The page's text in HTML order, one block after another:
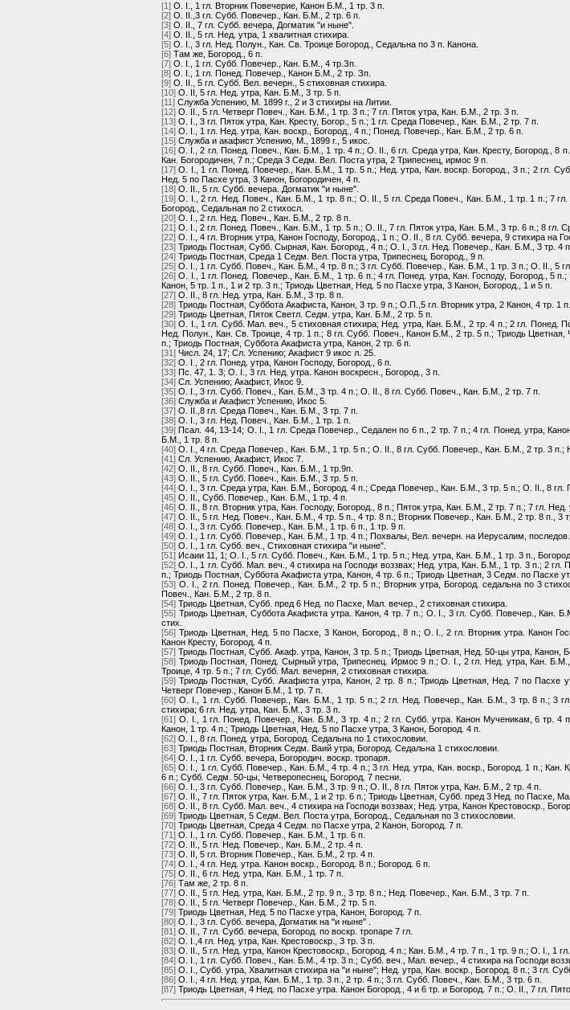
[1] О. I., 1 гл. Вторник Повечерие, Канон Б.М., 1 тр. 3 п.
[2] О. II.,3 гл. Субб. Повечер., Кан. Б.М., 2 тр. 6 п.
[3] О. II., 7 гл. Субб. вечера, Догматик "и ныне".
[4] О. II., 5 гл. Нед. утра, 1 хвалитная стихира.
[5] О. I., 3 гл. Нед. Полун., Кан. Св. Троице Богород., Седальна по 3 п. Канона.
[6] Там же, Богород., 6 п.
[7] О. I., 1 гл. Субб. Повечер., Кан. Б.М., 4 тр.Зп.
[8] О. I., 1 гл. Понед. Повечер., Канон Б.М., 2 тр. Зп.
[9] О. II., 5 гл. Субб. Вел. вечерн., 5 стиховная стихира.
[10] О. II, 5 гл. Нед. утра, Кан. Б.М., 3 тр. 5 п.
[11] Служба Успению, М. 1899 г., 2 и 3 стихиры на Литии.
[12] О. II., 5 гл. Четверг Повеч., Кан. Б.М., 1 тр. 3 п.; 7 гл. Пяток утра, Кан. Б.М., 2 тр. 3 п.
[13] О. I., 3 гл. Пяток утра, Кан. Кресту, Богор., 5 п.; 1 гл. Среда Повечер., Кан. Б.М., 2 тр. 7 п.
[14] О. I., 1 гл. Нед. утра, Кан. воскр., Богород., 4 п.; Понед. Повечер., Кан. Б.М., 2 тр. 6 п.
[15] Служба и акафист Успению, М., 1899 г., 5 икос.
[16] О. I., 2 гл. Понед. Повеч., Кан. Б.М., 1 тр. 4 п.; О. II., 6 гл. Среда утра, Кан. Кресту, Богород.,
Кан. Богородичен, 7 п.; Среда 3 Седм. Вел. Поста утра, 2 Трипеснец, ирмос 9 п.
[17] О. I., 1 гл. Понед. Повечер., Кан. Б.М., 1 тр. 5 п.; Нед. утра, Кан. воскр. Богород., 3 п.; 2 гл.
Нед. 5 по Пасхе утра, 3 Канон, Богородичен, 4 п.
[18] О. II., 5 гл. Субб. вечера. Догматик "и ныне".
[19] О. I., 2 гл. Нед. Повеч., Кан. Б.М., 1 тр. 8 п.; О. II., 5 гл. Среда Повеч., Кан. Б.М., 1 тр. 1 п.; 7
Богород., Седальная по 2 стихосл.
[20] О. I., 2 гл. Нед. Повеч., Кан. Б.М., 2 тр. 8 п.
[21] О. I., 2 гл. Понед. Повеч., Кан. Б.М., 1 тр. 5 п.; О. II., 7 гл. Пяток утра, Кан. Б.М., 3 тр. 6 п.; 8 гл.
[22] О. I., 4 гл. Вторник утра, Канон Господу, Богород., 1 п.; О. II., 8 гл. Субб. вечера, 9 стихира на
[23] Триодь Постная, Субб. Сырная, Кан. Богород., 4 п.; О. I., 3 гл. Нед. Повечер., Кан. Б.М., 3 тр. 4
[24] Триодь Постная, Среда 1 Седм. Вел. Поста утра, Трипеснец, Богород., 9 п.
[25] О. I., 1 гл. Субб. Повеч., Кан. Б.М., 4 тр. 8 п.; 3 гл. Субб. Повечер., Кан. Б.М., 1 тр. 3 п.; О. II., 5
[26] О. I., 1 гл. Понед. Повечер., Кан. Б.М., 1 тр. 6 п.; 4 гл. Понед. утра, Кан. Господу, Богород., 5
Канон, 5 тр. 1 п., 1 и 2 тр. 3 п.; Триодь Цветная, Нед. 5 по Пасхе утра, 3 Канон, Богород., 1 и 5 п.
[27] О. II., 8 гл. Нед. утра, Кан. Б.М., 3 тр. 8 п.
[28] Триодь Постная, Суббота Акафиста, Канон, 3 тр. 9 п.; О.П.,5 гл. Вторник утра, 2 Канон, 4 тр. 1
[29] Триодь Цветная, Пяток Светл. Седм. утра, Кан. Б.М., 2 тр. 5 п.
[30] О. I., 1 гл. Субб. Мал. веч., 5 стиховная стихира; Нед. утра, Кан. Б.М., 2 тр. 4 п.; 2 гл. Понед.
Нед. Полун., Кан. Св. Троице, 4 тр. 1 п.; 8 гл. Субб. Повеч., Канон Б.М., 2 тр. 5 п.; Триодь
п.; Триодь Постная, Суббота Акафиста утра, Канон, 2 тр. 6 п.
[31] Числ. 24, 17; Сл. Успению; Акафист 9 икос л. 25.
[32] О. I., 2 гл. Понед. утра, Канон Господу, Богород., 6 п.
[33] Пс. 47, 1. 3; О. I., 3 гл. Нед. утра. Канон воскресн., Богород., 3 п.
[34] Сл. Успению; Акафист, Икос 9.
[35] O. I., 3 гл. Субб. Повеч., Кан. Б.М., 3 тр. 4 п.; О. II., 8 гл. Субб. Повеч., Кан. Б.М., 2 тр. 7 п.
[36] Служба и Акафист Успению, Икос 5.
[37] О. II.,8 гл. Среда Повеч., Кан. Б.М., 3 тр. 7 п.
[38] О. I., 3 гл. Нед. Повеч., Кан. Б.М., 1 тр. 1 п.
[39] Псал. 44, 13-14; О. I., 1 гл. Среда Повечер., Седален по 6 п., 2 тр. 7 п.; 4 гл. Понед. утра,
Б.М., 1 тр. 8 п.
[40] О. I., 4 гл. Среда Повечер., Кан. Б.М., 1 тр. 5 п.; О. II., 8 гл. Субб. Повечер., Кан. Б.М., 2 тр. 3 п.;
[41] Сл. Успению, Акафист, Икос 7.
[42] О. II., 8 гл. Субб. Повеч., Кан. Б.М., 1 тр.9п.
[43] О. II., 5 гл. Субб. Повеч., Кан. Б.М., 3 тр. 5 п.
[44] О. I., 3 гл. Среда утра, Кан. Б.М., Богород. 4 п.; Среда Повечер., Кан. Б.М., 3 тр. 5 п.; О. II., 8 гл.
[45] О. II., Субб. Повечер., Кан. Б.М., 1 тр. 4 п.
[46] О. II., 8 гл. Вторник утра, Кан. Господу, Богород., 8 п.; Пяток утра, Кан. Б.М., 2 тр. 7 п.; 7 гл.
[47] О. II., 5 гл. Нед. Повеч., Кан. Б.М., 4 тр. 5 п., 4 тр. 8 п.; Вторник Повечер., Кан. Б.М., 2 тр. 8 п., 3
[48] О. I., 3 гл. Субб. Повечер., Кан. Б.М., 1 тр. 6 п., 1 тр. 9 п.
[49] О. I., 1 гл. Субб. Повечер., Кан. Б.М., 1 тр. 4 п.; Похвалы, Вел. вечерн. на Иерусалим, последов.,
[50] О. I., 1 гл. Субб. веч., Стиховная стихира "и ныне".
[51] Исаии 11, 1; О. I., 5 гл. Субб. Повеч., Кан. Б.М., 1 тр. 5 п.; Нед. утра, Кан. Б.М., 1 тр. 3 п.,
[52] О. I., 1 гл. Субб. Мал. веч., 4 стихира на Господи воззвах; Нед. утра, Кан. Б.М., 1 тр. 3 п.; 2
п.; Триодь Постная, Суббота Акафиста утра, Канон, 4 тр. 6 п.; Триодь Цветная, 3 Седм. по Пасхе
[53] О. I., 2 гл. Понед. Повечер., Кан. Б.М., 2 тр. 5 п.; Вторник утра, Богород. седальна по 3
Повеч., Кан. Б.М., 2 тр. 8 п.
[54] Триодь Цветная, Субб. пред 6 Нед. по Пасхе, Мал. вечер., 2 стиховная стихира.
[55] Триодь Цветная, Суббота Акафиста утра. Канон, 4 тр. 7 п.; О. I., 3 гл. Субб. Повечер.,
стих.
[56] Триодь Цветная, Нед. 5 по Пасхе, 3 Канон, Богород., 8 п.; О. I., 2 гл. Вторник утра. Канон
Канон Кресту, Богород. 4 п.
[57] Триодь Постная, Субб. Акаф. утра, Канон, 3 тр. 5 п.; Триодь Цветная, Нед. 50-цы утра, Канон,
[58] Триодь Постная, Понед. Сырный утра, Трипеснец. Ирмос 9 п.; О. I., 2 гл. Нед. утра, Кан.
Троице, 4 тр. 5 п.; 7 гл. Субб. Мал. вечерня, 2 стиховная стихира.
[59] Триодь Постная, Субб. Акафиста утра, Канон, 2 тр. 8 п.; Триодь Цветная, Нед. 7 по Пасхе
Четверг Повечер., Канон Б.М., 1 тр. 7 п.
[60] О. I., 1 гл. Субб. Повечер., Кан. Б.М., 1 тр. 5 п.; 2 гл. Нед. Повечер., Кан. Б.М., 3 тр. 8 п.; 3
стихира; 6 гл. Нед. утра, Кан. Б.М., 3 тр. 3 п.
[61] О. I., 1 гл. Понед. Повечер., Кан. Б.М., 3 тр. 4 п.; 2 гл. Субб. утра. Канон Мученикам, 6 тр. 4
Канон, 1 тр. 4 п.; Триодь Цветная, Нед. 5 по Пасхе утра, 3 Канон, Богород. 4 п.
[62] О. I., 8 гл. Понед. утра, Богород. Седальна по 1 стихословии.
[63] Триодь Постная, Вторник Седм. Ваий утра, Богород. Седальна 1 стихословии.
[64] О. I., 1 гл. Субб. вечера, Богородич. воскр. тропаря.
[65] О. I., 1 гл. Субб. Повечер., Кан. Б.М., 4 тр. 4 п.; 3 гл. Нед. утра, Кан. воскр., Богород. 1 п.; Кан.
6 п.; Субб. Седм. 50-цы, Четверопеснец, Богород. 7 песни.
[66] О. I., 3 гл. Субб. Повечер., Кан. Б.М., 3 тр. 9 п.; О. II., 8 гл. Пяток утра, Кан. Б.М., 2 тр. 4 п.
[67] О. II., 7 гл. Пяток утра, Кан. Б.М., 1 и 2 тр. 6 п.; Триодь Цветная, Субб. пред 3 Нед. по Пасхе,
[68] О. II., 8 гл. Субб. Мал. веч., 4 стихира на Господи воззвах; Нед. утра, Канон Крестовоскр.,
[69] Триодь Цветная, 5 Седм. Вел. Поста утра, Богород., Седальная по 3 стихословии.
[70] Триодь Цветная, Среда 4 Седм. по Пасхе утра, 2 Канон, Богород. 7 п.
[71] О. I., 1 гл. Субб. Повечер., Кан. Б.М., 1 тр. 6 п.
[72] О. II., 5 гл. Нед. Повечер., Кан. Б.М., 2 тр. 4 п.
[73] О. II, 5 гл. Вторник Повечер., Кан. Б.М., 2 тр. 4 п.
[74] О. I., 4 гл. Нед. утра. Канон воскр., Богород. 8 п.; Богород. 6 п.
[75] О. II., 6 гл. Нед. утра, Кан. Б.М., 1 тр. 7 п.
[76] Там же, 2 тр. 8 п.
[77] О. II., 5 гл. Нед. утра, Кан. Б.М., 2 тр. 9 п., 3 тр. 8 п.; Нед. Повечер., Кан. Б.М., 3 тр. 7 п.
[78] О. II., 5 гл. Четверг Повечер., Кан. Б.М., 2 тр. 5 п.
[79] Триодь Цветная, Нед. 5 по Пасхе утра, Канон, Богород. 7 п.
[80] О. I., 3 гл. Субб. вечера, Догматик на "и ныне" .
[81] О. II., 7 гл. Субб. вечера, Богород. по воскр. тропаре 7 гл.
[82] О. I.,4 гл. Нед. утра, Кан. Крестовоскр., 3 тр. 3 п.
[83] О. II., 5 гл. Нед. утра, Канон Крестовоскр., Богород. 4 п.; Кан. Б.М., 4 тр. 7 п., 1 тр. 9 п.; О. I., 1
[84] О. I., 1 гл. Субб. Повеч., Кан. Б.М., 4 тр. 3 п.; Субб. веч., Мал. вечер., 4 стихира на Господи
[85] О. I., Субб. утра, Хвалитная стихира на "и ныне"; Нед. утра, Кан. воскр., Богород. 8 п.; 3 гл.
[86] О. I., 4 гл. Нед. утра, Кан. Б.М., 1 тр. 3 п., 2 тр. 4 п.; 3 гл. Субб. Повеч., Кан. Б.М., 3 тр. 6 п.
[87] Триодь Цветная, 4 Нед. по Пасхе утра. Канон Богород., 4 и 6 тр. и Богород. 7 п.; О. II., 7 гл.